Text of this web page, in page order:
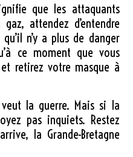
que les attaquants
attendez d’entendre
n’y a plus de danger
ce moment que vous
retirez votre masque à
la guerre. Mais si la
pas inquiets. Restez
la Grande-Bretagne